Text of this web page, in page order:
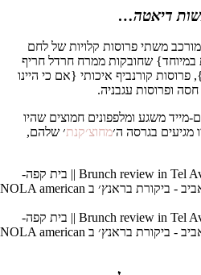
דיאטה…
משתי פרוסות קלויות של לחם
במיוחד} שחובקות ממרח חרדל חריף
קורנביף איכותי {אם כי היינו
ופרוסות עגבניה.
מייד משגע ומלפפונים חמוצים שהיו
מגיעים בגרסה ה׳מחוצ׳קנת׳ שלהם,